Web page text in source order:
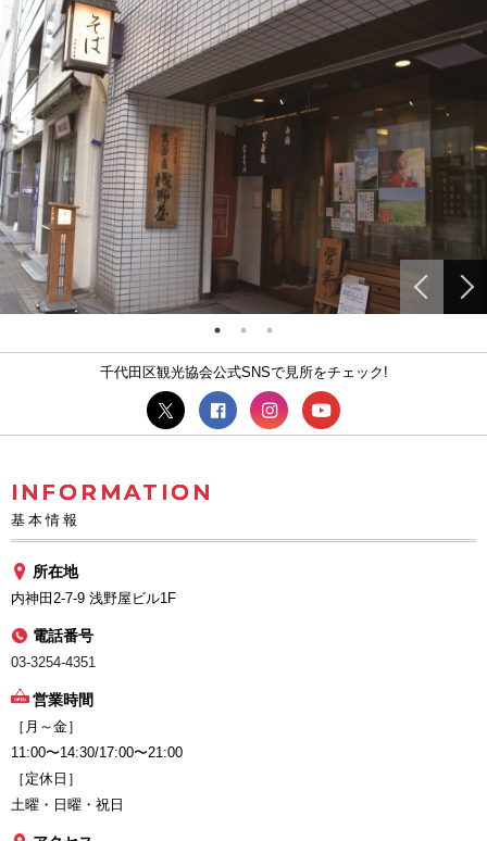
千代田区観光協会公式SNSで見所をチェック!
INFORMATION
基本情報
所在地
内神田2-7-9 浅野屋ビル1F
電話番号
03-3254-4351
営業時間
［月～金］
11:00〜14:30/17:00〜21:00
［定休日］
土曜・日曜・祝日